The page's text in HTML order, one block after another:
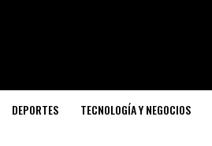
DEPORTES TECNOLOGÍA Y NEGOCIOS